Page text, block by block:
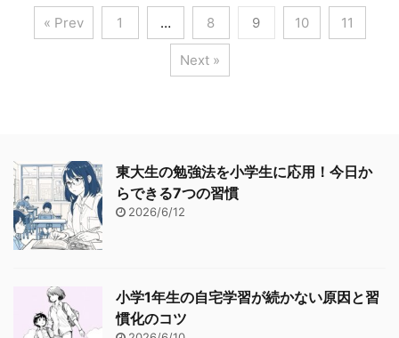
« Prev 1 … 8 9 10 11
Next »
東大生の勉強法を小学生に応用！今日か
らできる7つの習慣
2026/6/12
小学1年生の自宅学習が続かない原因と習
慣化のコツ